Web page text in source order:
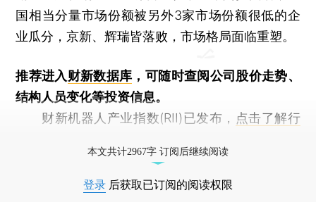
国相当分量市场份额被另外3家市场份额很低的企
业瓜分，京新、辉瑞皆落败，市场格局面临重塑。
推荐进入财新数据库 ，可随时查阅公司股价走势、
结构人员变化等投资信息。
财新机器人产业指数(RII)已发布， 点击了解行
本文共计2967字 订阅后继续阅读
登录 后获取已订阅的阅读权限